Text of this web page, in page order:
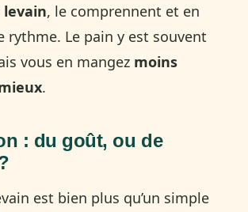
, le comprennent et en
rythme. Le pain y est souvent
vous en mangez moins
.
: du goût, ou de
est bien plus qu’un simple